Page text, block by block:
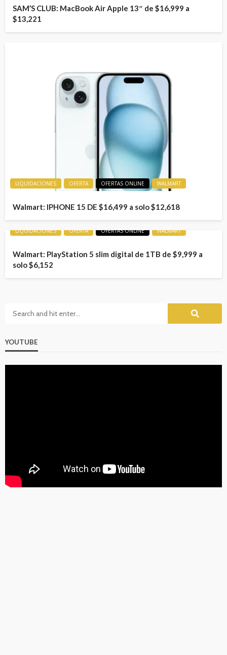
SAM’S CLUB: MacBook Air Apple 13″ de $16,999 a
$13,221
LIQUIDACIONES OFERTA OFERTAS ONLINE WALMART
Walmart: IPHONE 15 DE $16,499 a solo $12,618
LIQUIDACIONES OFERTA OFERTAS ONLINE WALMART
Walmart: PlayStation 5 slim digital de 1TB de $9,999 a
solo $6,152
YOUTUBE